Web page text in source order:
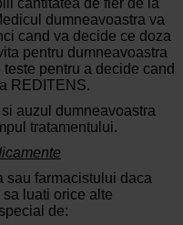
cantitatea de fier de la
dumneavoastra va
cand va decide ce doza
pentru dumneavoastra
pentru a decide cand
REDITENS.
auzul dumneavoastra
tratamentului.
sau farmacistului daca
sa luati orice alte
de: